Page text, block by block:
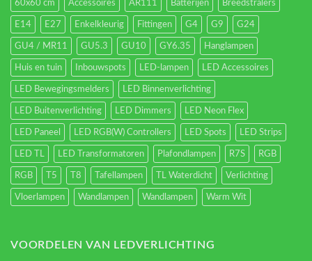
60x60 cm Accessoires AR111 Batterijen Breedstralers
E14 E27 Enkelkleurig Fittingen G4 G9 G24
GU4 / MR11 GU5.3 GU10 GY6.35 Hanglampen
Huis en tuin Inbouwspots LED-lampen LED Accessoires
LED Bewegingsmelders LED Binnenverlichting
LED Buitenverlichting LED Dimmers LED Neon Flex
LED Paneel LED RGB(W) Controllers LED Spots LED Strips
LED TL LED Transformatoren Plafondlampen R7S RGB
RGB T5 T8 Tafellampen TL Waterdicht Verlichting
Vloerlampen Wandlampen Wandlampen Warm Wit
VOORDELEN VAN LEDVERLICHTING